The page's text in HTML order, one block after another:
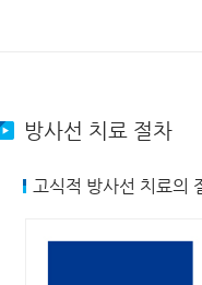
방사선 치료 절차
고식적 방사선 치료의